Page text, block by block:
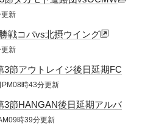
新
戦コパvs北摂ウイング
新
3節アウトレイジ後日延期FC
時43分更新
3節HANGAN後日延期アルバ
時39分更新